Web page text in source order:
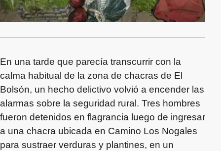
En una tarde que parecía transcurrir con la
calma habitual de la zona de chacras de El
Bolsón, un hecho delictivo volvió a encender las
alarmas sobre la seguridad rural. Tres hombres
fueron detenidos en flagrancia luego de ingresar
a una chacra ubicada en Camino Los Nogales
para sustraer verduras y plantines, en un